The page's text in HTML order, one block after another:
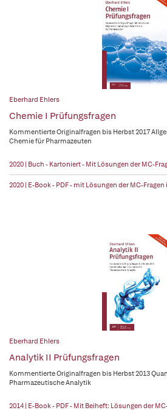
Eberhard Ehlers
Chemie I Prüfungsfragen
Kommentierte Originalfragen bis Herbst 2017
Chemie für Pharmazeuten
2020 | Buch - Kartoniert - Mit Lösungen der MC-
2020 | E-Book - PDF - mit Lösungen der MC-
Eberhard Ehlers
Analytik II Prüfungsfragen
Kommentierte Originalfragen bis Herbst 2013
Pharmazeutische Analytik
2014 | E-Book - PDF - Mit Beiheft: Lösungen der